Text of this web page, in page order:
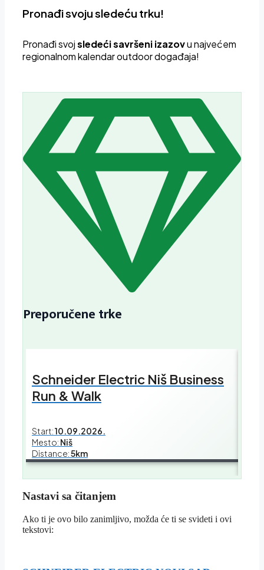
Pronađi svoju sledeću trku!
Pronađi svojsledeći savršeni izazovu najvećem
regionalnom kalendar outdoor događaja!
Preporučene trke
Schneider Electric Niš Business
Run & Walk
Start:10.09.2026.
Mesto: Niš
Distance:5km
Nastavi sa čitanjem
Ako ti je ovo bilo zanimljivo, možda će ti se svideti i ovi
tekstovi: